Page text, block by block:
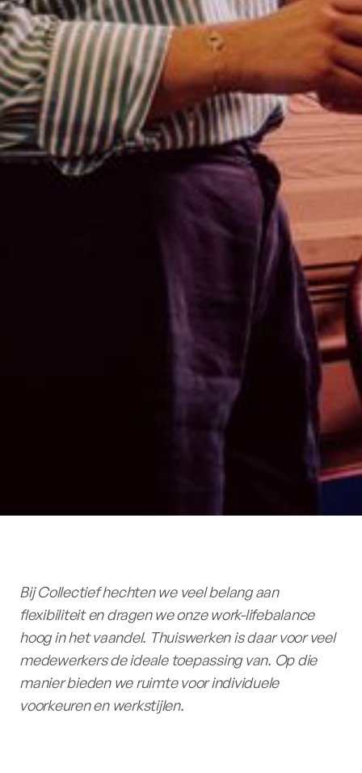
Bij Collectief hechten we veel belang aan
flexibiliteit en dragen we onze work-lifebalance
hoog in het vaandel. Thuiswerken is daar voor veel
medewerkers de ideale toepassing van. Op die
manier bieden we ruimte voor individuele
voorkeuren en werkstijlen.